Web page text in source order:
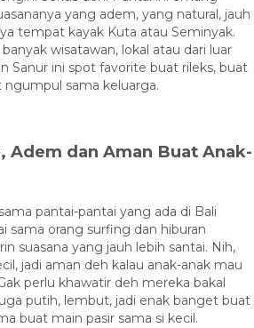
yang adem, yang natural, jauh
tempat kayak Kuta atau Seminyak.
wisatawan, lokal atau dari luar
Sanur ini spot favorite buat rileks, buat
sama keluarga.
Adem dan Aman Buat Anak-
pantai-pantai yang ada di Bali
sama orang surfing dan hiburan
suasana yang jauh lebih santai. Nih,
jadi aman deh kalau anak-anak mau
perlu khawatir deh mereka bakal
putih, lembut, jadi enak banget buat
buat main pasir sama si kecil.